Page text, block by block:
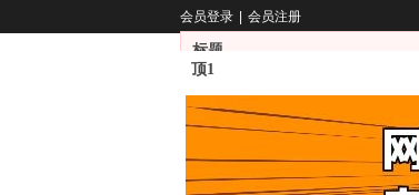
标题
顶1
会员登录 会员注册